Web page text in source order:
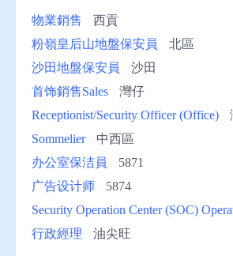
物業銷售
西貢
粉嶺皇后山地盤保安員
北區
沙田地盤保安員
沙田
首饰銷售Sales
灣仔
Receptionist/Security Officer (Office)
Sommelier
中西區
办公室保洁員
5871
广告设计师
5874
Security Operation Center (SOC)
行政經理
油尖旺